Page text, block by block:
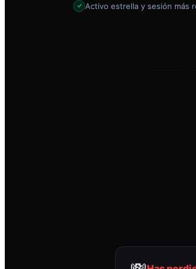
Activo estrella y sesión más